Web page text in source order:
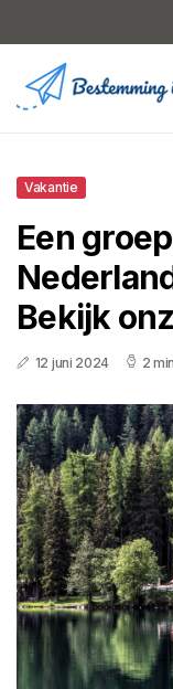
Vakantie
Een
Bekijk
12 juni 2024 2